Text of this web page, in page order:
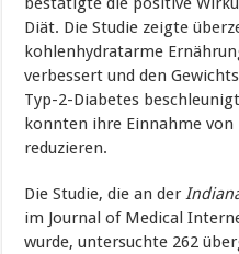
Diät. Die Studie zeigte
kohlenhydratarme
verbessert und den
Typ-2-Diabetes
konnten ihre Einnahme
reduzieren.
Die Studie, die an der
im Journal of Medical
wurde, untersuchte 262